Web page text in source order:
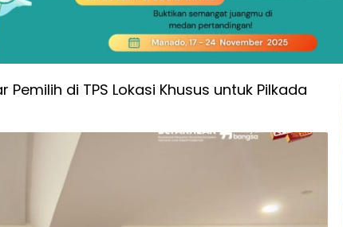
di TPS Lokasi Khusus untuk Pilkada